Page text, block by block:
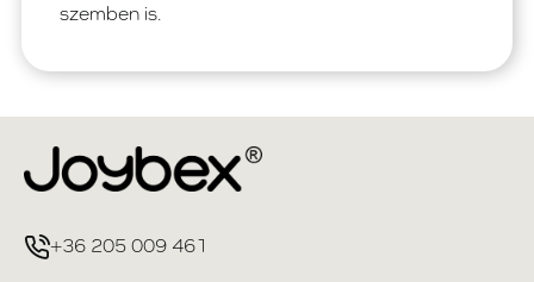
szemben is.
+36 205 009 461